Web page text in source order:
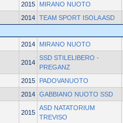
2015 MIRANO NUOTO
2014 TEAM SPORT ISOLA ASD
2014 MIRANO NUOTO
2014
SSD STILELIBERO -
PREGANZ
2015 PADOVANUOTO
2014 GABBIANO NUOTO SSD
2015
ASD NATATORIUM
TREVISO